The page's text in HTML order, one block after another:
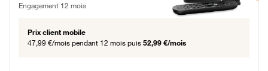
Engagement 12 mois
Prix client mobile
47,99 €/mois pendant 12 mois puis 52,99 €/mois